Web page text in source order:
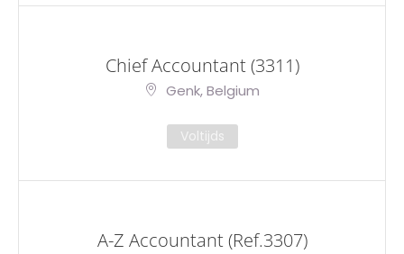
Chief Accountant (3311)
Genk, Belgium
Voltijds
A-Z Accountant (Ref.3307)